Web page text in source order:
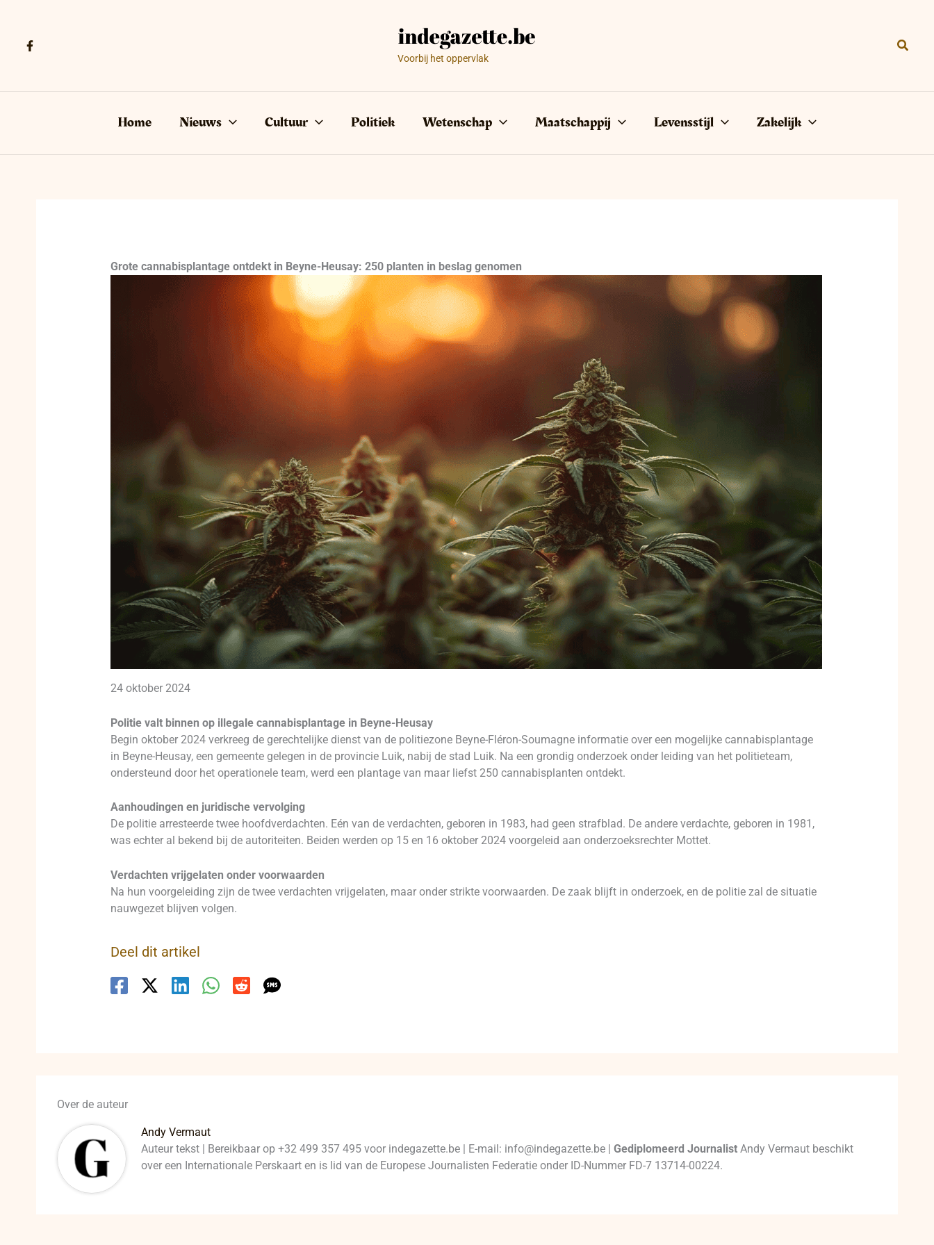
Voorbij het oppervlak
Home Nieuws Cultuur Politiek Wetenschap Maatschappij Levensstijl Zakelijk
Grote cannabisplantage ontdekt in Beyne-Heusay: 250 planten in beslag genomen
24 oktober 2024
Politie valt binnen op illegale cannabisplantage in Beyne-Heusay
Begin oktober 2024 verkreeg de gerechtelijke dienst van de politiezone Beyne-Fléron-Soumagne informatie over een mogelijke cannabisplantage
in Beyne-Heusay, een gemeente gelegen in de provincie Luik, nabij de stad Luik. Na een grondig onderzoek onder leiding van het politieteam,
ondersteund door het operationele team, werd een plantage van maar liefst 250 cannabisplanten ontdekt.
Aanhoudingen en juridische vervolging
De politie arresteerde twee hoofdverdachten. Eén van de verdachten, geboren in 1983, had geen strafblad. De andere verdachte, geboren in 1981,
was echter al bekend bij de autoriteiten. Beiden werden op 15 en 16 oktober 2024 voorgeleid aan onderzoeksrechter Mottet.
Verdachten vrijgelaten onder voorwaarden
Na hun voorgeleiding zijn de twee verdachten vrijgelaten, maar onder strikte voorwaarden. De zaak blijft in onderzoek, en de politie zal de situatie
nauwgezet blijven volgen.
Deel dit artikel
Over de auteur
Andy Vermaut
Auteur tekst | Bereikbaar op +32 499 357 495 voor indegazette.be | E-mail: info@indegazette.be |Gediplomeerd Journalist Andy Vermaut beschikt
over een Internationale Perskaart en is lid van de Europese Journalisten Federatie onder ID-Nummer FD-7 13714-00224.